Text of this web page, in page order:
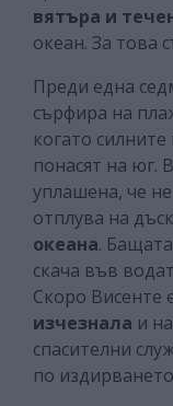
вятъра и
океан. За това
Преди една
сърфира на
когато
понасят на юг.
уплашена, че
отплува на
океана.
скача във
Скоро Висенте
изчезнала и
спасителни
по